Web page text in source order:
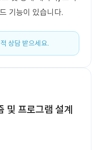
기능이 있습니다.
상담 받으세요.
및 프로그램 설계